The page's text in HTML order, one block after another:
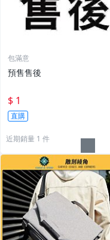
包滿意
預售售後
$ 1
直購
近期銷量 1 件